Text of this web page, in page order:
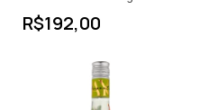
| França | 750ml
R$192,00